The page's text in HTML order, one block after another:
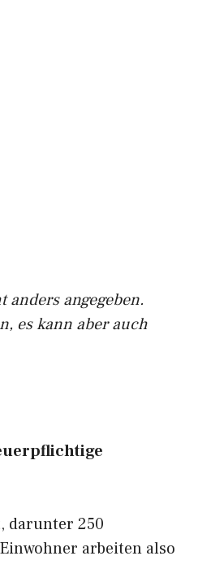
angegeben.
es kann aber auch
darunter 250
arbeiten also